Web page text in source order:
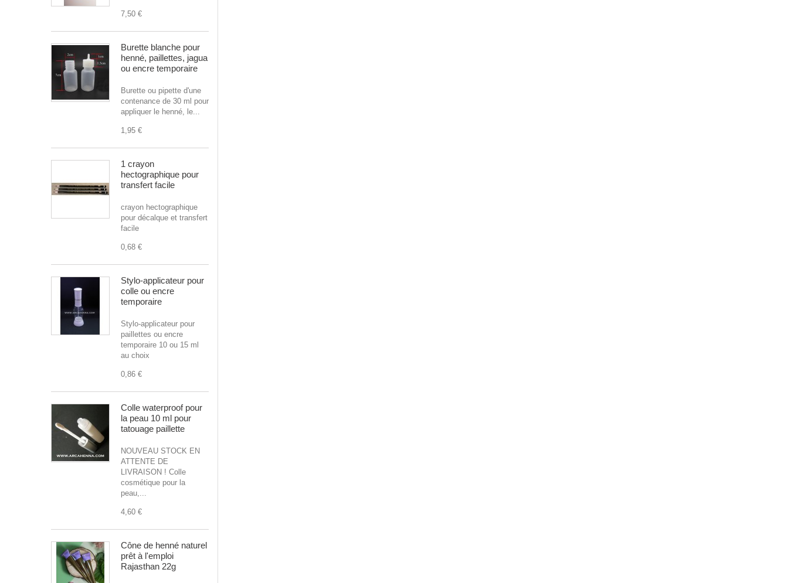
7,50 €
Burette blanche pour
henné, paillettes, jagua
ou encre temporaire
Burette ou pipette d'une
contenance de 30 ml pour
appliquer le henné, le...
1,95 €
1 crayon
hectographique pour
transfert facile
crayon hectographique
pour décalque et transfert
facile
0,68 €
Stylo-applicateur pour
colle ou encre
temporaire
Stylo-applicateur pour
paillettes ou encre
temporaire 10 ou 15 ml
au choix
0,86 €
Colle waterproof pour
la peau 10 ml pour
tatouage paillette
NOUVEAU STOCK EN
ATTENTE DE
LIVRAISON ! Colle
cosmétique pour la
peau,...
4,60 €
Cône de henné naturel
prêt à l'emploi
Rajasthan 22g